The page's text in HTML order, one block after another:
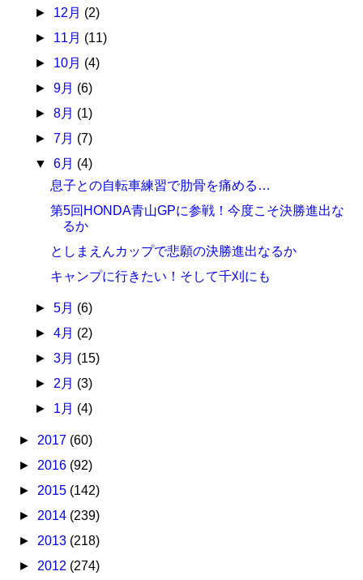
► 12月 (2)
► 11月 (11)
► 10月 (4)
► 9月 (6)
► 8月 (1)
► 7月 (7)
▼ 6月 (4)
息子との自転車練習で肋骨を痛める…
第5回HONDA青山GPに参戦！今度こそ決勝進出な
るか
としまえんカップで悲願の決勝進出なるか
キャンプに行きたい！そして千刈にも
► 5月 (6)
► 4月 (2)
► 3月 (15)
► 2月 (3)
► 1月 (4)
► 2017 (60)
► 2016 (92)
► 2015 (142)
► 2014 (239)
► 2013 (218)
► 2012 (274)